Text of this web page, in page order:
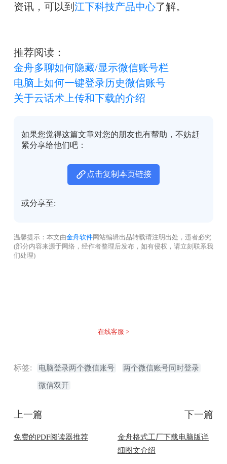
资讯，可以到 江下科技产品中心了解。
推荐阅读：
金舟多聊如何隐藏/显示微信账号栏
电脑上如何一键登录历史微信账号
关于云话术上传和下载的介绍
如果您觉得这篇文章对您的朋友也有帮助，不妨赶
紧分享给他们吧：
点击复制本页链接
或分享至:
温馨提示：本文由金舟软件网站编辑出品转载请注明出处，违者必究
(部分内容来源于网络，经作者整理后发布，如有侵权，请立刻联系我
们处理)
在线客服 >
标签: 电脑登录两个微信账号 两个微信账号同时登录
微信双开
上一篇
免费的PDF阅读器推荐
下一篇
金舟格式工厂下载电脑版详
细图文介绍